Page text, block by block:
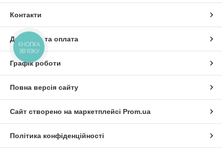
Контакти
Доставка та оплата
Графік роботи
Повна версія сайту
Сайт створено на маркетплейсі Prom.ua
Політика конфіденційності
КНОПКА
ЗВ'ЯЗКУ